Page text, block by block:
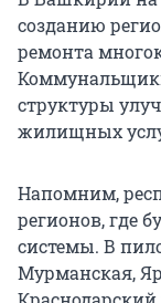
созданию
ремонта
структуры
жилищных
Напомним,
регионов, где
системы. В
Мурманская,